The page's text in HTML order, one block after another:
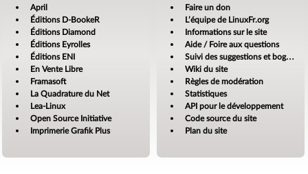
April
Éditions D-BookeR
Éditions Diamond
Éditions Eyrolles
Éditions ENI
En Vente Libre
Framasoft
La Quadrature du Net
Lea-Linux
Open Source Initiative
Imprimerie Grafik Plus
Faire un don
L’équipe de LinuxFr.org
Informations sur le site
Aide / Foire aux questions
Suivi des suggestions et bogues
Wiki du site
Règles de modération
Statistiques
API pour le développement
Code source du site
Plan du site